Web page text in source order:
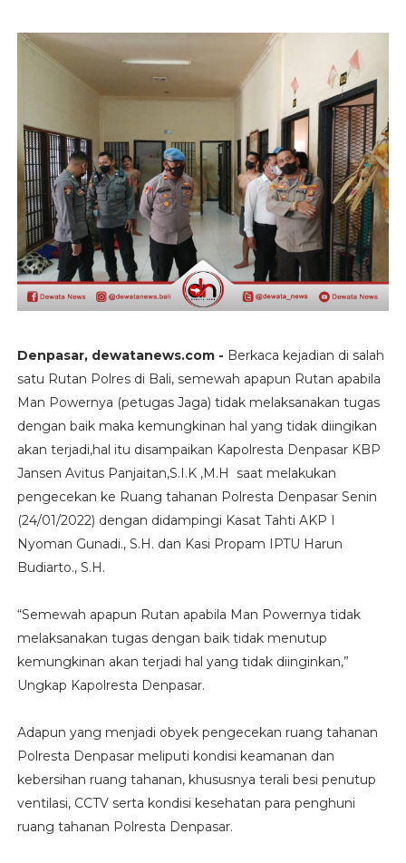
Denpasar, dewatanews.com - Berkaca kejadian di salah
satu Rutan Polres di Bali, semewah apapun Rutan apabila
Man Powernya (petugas Jaga) tidak melaksanakan tugas
dengan baik maka kemungkinan hal yang tidak diingikan
akan terjadi,hal itu disampaikan Kapolresta Denpasar KBP
Jansen Avitus Panjaitan,S.I.K ,M.H saat melakukan
pengecekan ke Ruang tahanan Polresta Denpasar Senin
(24/01/2022) dengan didampingi Kasat Tahti AKP I
Nyoman Gunadi., S.H. dan Kasi Propam IPTU Harun
Budiarto., S.H.
“Semewah apapun Rutan apabila Man Powernya tidak
melaksanakan tugas dengan baik tidak menutup
kemungkinan akan terjadi hal yang tidak diinginkan,”
Ungkap Kapolresta Denpasar.
Adapun yang menjadi obyek pengecekan ruang tahanan
Polresta Denpasar meliputi kondisi keamanan dan
kebersihan ruang tahanan, khususnya terali besi penutup
ventilasi, CCTV serta kondisi kesehatan para penghuni
ruang tahanan Polresta Denpasar.